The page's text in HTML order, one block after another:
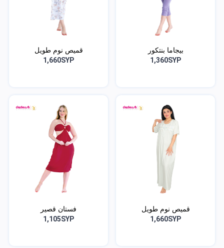
بيجاما بنتكور
1,360SYP
قميص نوم طويل
1,660SYP
قميص نوم طويل
1,660SYP
فستان قصير
1,105SYP